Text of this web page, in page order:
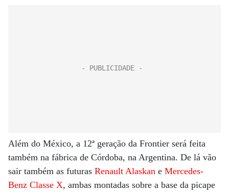
Além do México, a 12ª geração da Frontier será feita
também na fábrica de Córdoba, na Argentina. De lá vão
sair também as futuras Renault Alaskan e Mercedes-
Benz Classe X, ambas montadas sobre a base da picape